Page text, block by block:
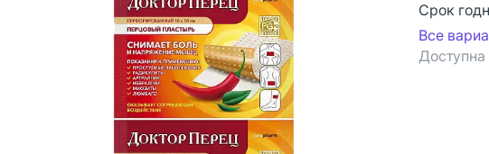
Срок
Все
Доступна